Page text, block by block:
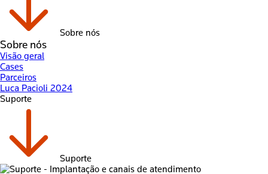
Sobre nós
Sobre nós
Visão geral
Cases
Parceiros
Luca Pacioli 2024
Suporte
Suporte